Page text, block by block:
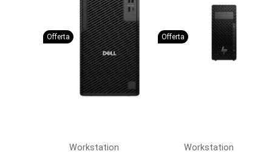
Offerta
Workstation
Offerta
Workstation